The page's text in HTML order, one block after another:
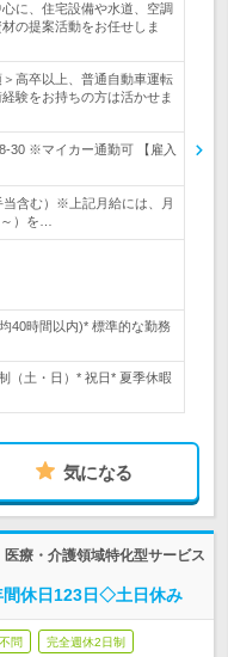
に、住宅設備や水道、空調
の提案活動をお任せしま
高卒以上、普通自動車運転
験をお持ちの方は活かせま
30 ※マイカー通勤可 【雇入
当含む）※上記月給には、月
）を…
40時間以内)* 標準的な勤務
（土・日）* 祝日* 夏季休暇
気になる
療・介護領域特化型サービス
休日123日◇土日休み
問 完全週休2日制